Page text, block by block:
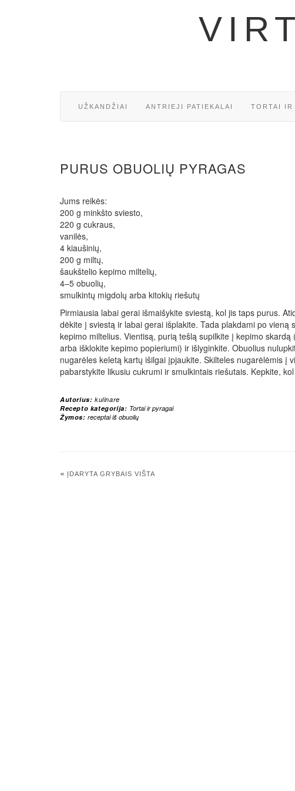
UŽKANDŽIAI ANTRIEJI PATIEKALAI TORTAI IR
PURUS OBUOLIŲ PYRAGAS
Jums reikės:
200 g minkšto sviesto,
220 g cukraus,
vanilės,
4 kiaušinių,
200 g miltų,
šaukštelio kepimo miltelių,
4–5 obuolių,
smulkintų migdolų arba kitokių riešutų
Pirmiausia labai gerai išmaišykite sviestą, kol jis taps purus.
dėkite į sviestą ir labai gerai išplakite. Tada plakdami po
kepimo miltelius. Vientisą, purią tešlą supilkite į kepimo
arba išklokite kepimo popieriumi) ir išlyginkite. Obuolius
nugarėles keletą kartų išilgai įpjaukite. Skilteles nugarėlėmis į
pabarstykite likusiu cukrumi ir smulkintais riešutais. Kepkite,
Autorius: kulinare
Recepto kategorija: Tortai ir pyragai
Žymos:receptai iš obuolių
« ĮDARYTA GRYBAIS VIŠTA